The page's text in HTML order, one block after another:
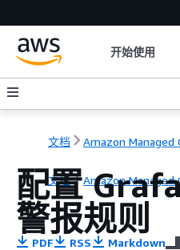
开始使用
文档 Amazon Managed
文档 Amazon Managed
配置
警报规则
PDF RSS Markdown